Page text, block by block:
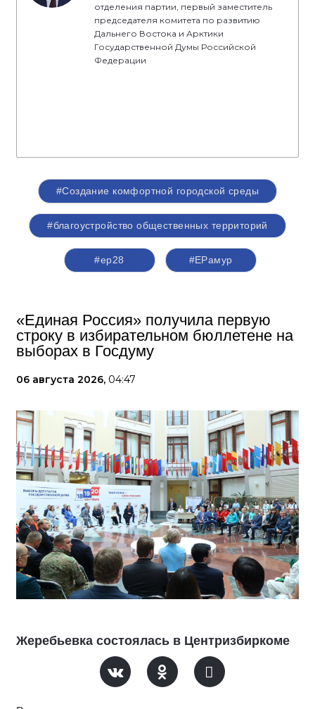
отделения партии, первый заместитель
председателя комитета по развитию
Дальнего Востока и Арктики
Государственной Думы Российской
Федерации
#Создание комфортной городской среды
#благоустройство общественных территорий
#ер28 #ЕРамур
«Единая Россия» получила первую
строку в избирательном бюллетене на
выборах в Госдуму
06 августа 2026, 04:47
Жеребьевка состоялась в Центризбиркоме